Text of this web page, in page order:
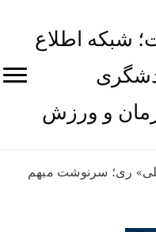
شبکه اطلاع
و ورزش
ری؛ سرنوشت مبهم